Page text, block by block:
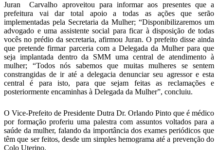
Juran Carvalho aproveitou para informar aos presentes que a
prefeitura vai dar total apoio a todas as ações que serão
implementadas pela Secretaria da Mulher; “Disponibilizaremos um
advogado e uma assistente social para ficar à disposição de todas
vocês no prédio da secretaria, afirmou Juran. O prefeito disse ainda
que pretende firmar parceria com a Delegada da Mulher para que
seja implantada dentro da SMM uma central de atendimento à
mulher; “Todos nós sabemos que muitas mulheres se sentem
constrangidas de ir até a delegacia denunciar seu agressor e esta
central é para isto, para que sejam feitas as reclamações e
posteriormente encaminhas à Delegada da Mulher”, concluiu.
O Vice-Prefeito de Presidente Dutra Dr. Orlando Pinto que é médico
por formação proferiu uma palestra com assuntos voltados para a
saúde da mulher, falando da importância dos exames periódicos que
têm que ser feitos, desde um simples hemograma até a prevenção do
Colo Uterino.